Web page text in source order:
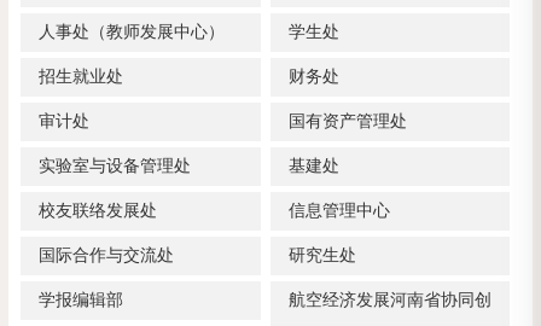
人事处（教师发展中心） 学生处
招生就业处 财务处
审计处 国有资产管理处
实验室与设备管理处 基建处
校友联络发展处 信息管理中心
国际合作与交流处 研究生处
学报编辑部
航空经济发展河南省协同创